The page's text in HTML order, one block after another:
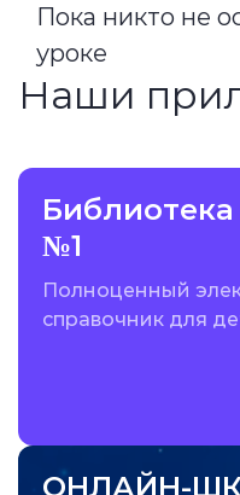
Пока никто не
уроке
Наши
№1
Полноценный
справочник для
ОНЛАЙН-